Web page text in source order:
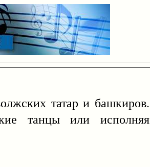
татар и башкиров.
танцы или исполняя